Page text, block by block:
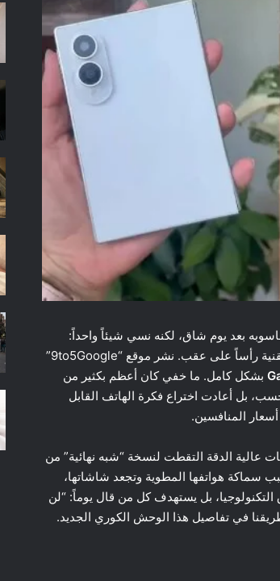
بعد يوم شاق، لكنه نسي شيئاً واحداً:
هاتفاً تجريبياً على طاولة قريبة من نافذة مفتوحة. ما حدث بعد ذلك قلب عالم التقنية رأساً على عقب. نشر موقع “9to5Google”
بشكل كامل. ما خفي كان أعظم بكثير من
بل أعادت اختراع فكرة الهاتف القابل
المنافسين.
الدقة التقطت لنسخة “شبه نهائية” من
سماكة هواتفها المطوية وتجعد شاشاتها،
بل يستهدف كل من قال يوماً: “لن
في تفاصيل هذا الوحش الكوري الجديد.